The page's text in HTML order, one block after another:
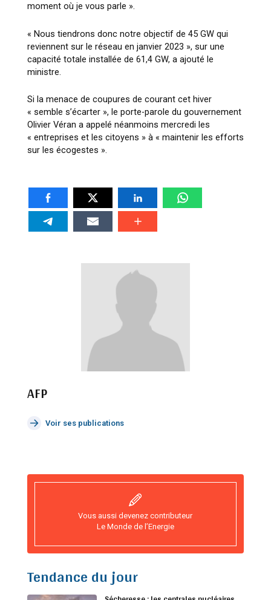
moment où je vous parle ».
« Nous tiendrons donc notre objectif de 45 GW qui
reviennent sur le réseau en janvier 2023 », sur une
capacité totale installée de 61,4 GW, a ajouté le
ministre.
Si la menace de coupures de courant cet hiver
« semble s’écarter », le porte-parole du gouvernement
Olivier Véran a appelé néanmoins mercredi les
« entreprises et les citoyens » à « maintenir les efforts
sur les écogestes ».
AFP
Voir ses publications
Vous aussi devenez contributeur
Le Monde de l’Energie
Tendance du jour